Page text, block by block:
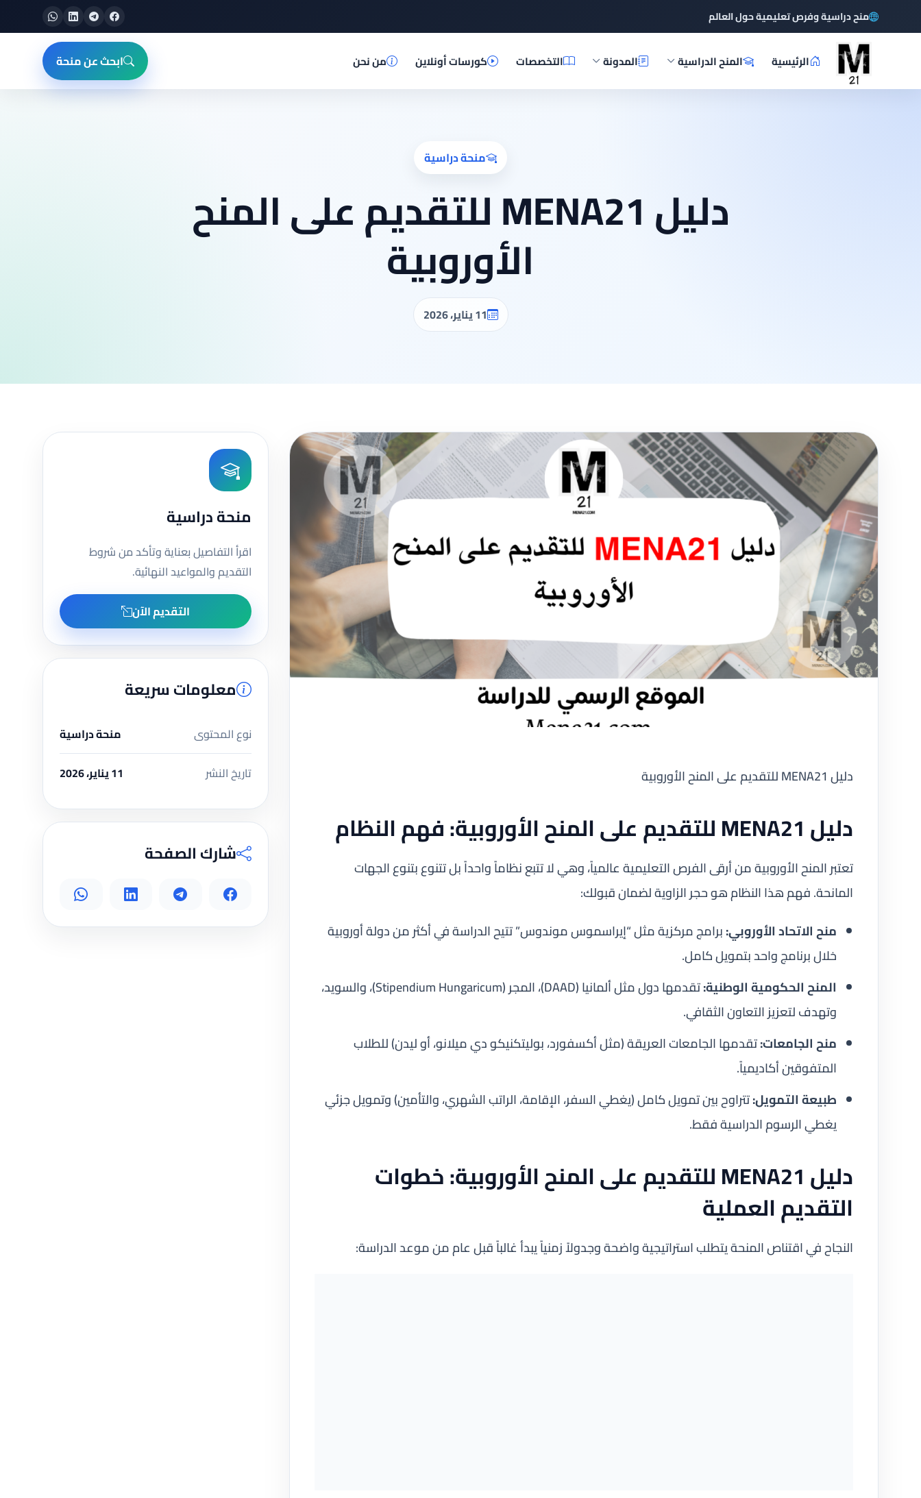
منح دراسية وفرص تعليمية حول العالم
الرئيسية المنح الدراسية المدونة التخصصات كورسات أونلاين من نحن ابحث عن منحة
منحة دراسية
دليل MENA21 للتقديم على المنح
الأوروبية
11 يناير، 2026
دليل MENA21 للتقديم على المنح الأوروبية
دليل MENA21 للتقديم على المنح الأوروبية: فهم النظام
تعتبر المنح الأوروبية من أرقى الفرص التعليمية عالمياً، وهي لا تتبع نظاماً واحداً بل تتنوع بتنوع الجهات
المانحة. فهم هذا النظام هو حجر الزاوية لضمان قبولك:
منح الاتحاد الأوروبي:برامج مركزية مثل “إيراسموس موندوس” تتيح الدراسة في أكثر من دولة أوروبية
خلال برنامج واحد بتمويل كامل.
المنح الحكومية الوطنية:
تقدمها دول مثل ألمانيا (DAAD)، المجر (Stipendium Hungaricum)، والسويد،
وتهدف لتعزيز التعاون الثقافي.
منح الجامعات:تقدمها الجامعات العريقة (مثل أكسفورد، بوليتكنيكو دي ميلانو، أو ليدن) للطلاب
المتفوقين أكاديمياً.
طبيعة التمويل:تتراوح بين تمويل كامل (يغطي السفر، الإقامة، الراتب الشهري، والتأمين) وتمويل جزئي
يغطي الرسوم الدراسية فقط.
دليل MENA21 للتقديم على المنح الأوروبية: خطوات
التقديم العملية
النجاح في اقتناص المنحة يتطلب استراتيجية واضحة وجدولاً زمنياً يبدأ غالباً قبل عام من موعد الدراسة:
منحة دراسية
اقرأ التفاصيل بعناية وتأكد من شروط
التقديم والمواعيد النهائية.
التقديم الآن
معلومات سريعة
نوع المحتوى
منحة دراسية
تاريخ النشر
11 يناير، 2026
شارك الصفحة